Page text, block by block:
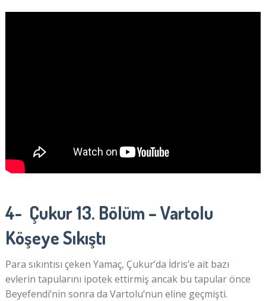
4- Çukur 13. Bölüm – Vartolu
Köşeye Sıkıştı
Para sıkıntısı çeken Yamaç, Çukur’da İdris’e ait bazı
evlerin tapularını ipotek ettirmiş ancak bu tapular önce
Beyefendi’nin sonra da Vartolu’nun eline geçmişti.